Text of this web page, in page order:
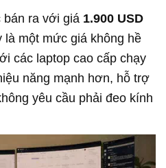
bán ra với giá 1.900 USD
là một mức giá không hề
các laptop cao cấp chạy
năng mạnh hơn, hỗ trợ
yêu cầu phải đeo kính